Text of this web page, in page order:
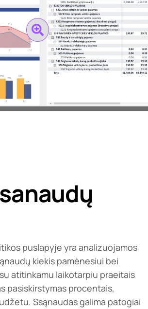
puslapyje yra analizuojamos
kiekis pamėnesiui bei
atitinkamu laikotarpiu praeitais
pasiskirstymas procentais,
Ssąnaudas galima patogiai